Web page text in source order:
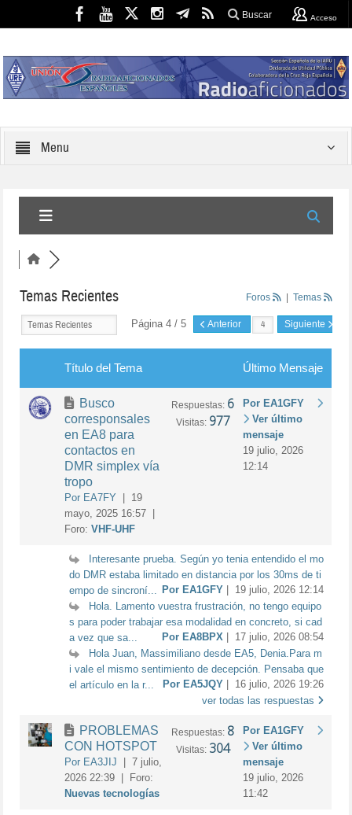
Buscar Acceso
Menu
Temas Recientes Foros | Temas
Página 4 / 5 Anterior Siguiente
Título del Tema Último Mensaje
Busco
corresponsales
en EA8 para
contactos en
DMR simplex vía
tropo
Por EA7FY | 19
mayo, 2025 16:57 |
Foro:VHF-UHF
Respuestas: 6
Visitas: 977
Por EA1GFY
Ver último
mensaje
19 julio, 2026
12:14
Interesante prueba. Según yo tenia entendido el mo
do DMR estaba limitado en distancia por los 30ms de ti
empo de sincroní...
Por EA1GFY | 19 julio, 2026 12:14
Hola. Lamento vuestra frustración, no tengo equipo
s para poder trabajar esa modalidad en concreto, si cad
a vez que sa...
Por EA8BPX | 17 julio, 2026 08:54
Hola Juan, Massimiliano desde EA5, Denia.Para m
i vale el mismo sentimiento de decepción. Pensaba que
el artículo en la r...
Por EA5JQY | 16 julio, 2026 19:26
ver todas las respuestas
PROBLEMAS
CON HOTSPOT
Por EA3JIJ | 7 julio,
2026 22:39 | Foro:
Nuevas tecnologías
Respuestas: 8
Visitas: 304
Por EA1GFY
Ver último
mensaje
19 julio, 2026
11:42